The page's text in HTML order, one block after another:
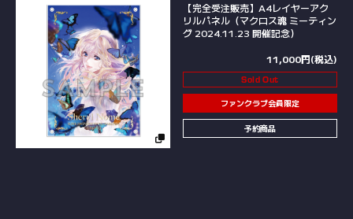
【完全受注販売】A4レイヤーアク
リルパネル（マクロス魂 ミーティン
グ 2024.11.23 開催記念）
11,000円(税込)
Sold Out
ファンクラブ会員限定
予約商品